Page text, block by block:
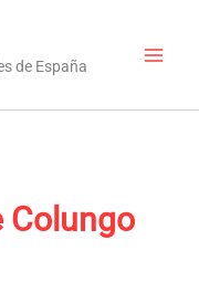
de España
Colungo